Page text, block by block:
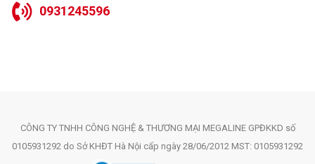
0931245596
CÔNG TY TNHH CÔNG NGHỆ & THƯƠNG MẠI MEGALINE GPĐKKD số
0105931292 do Sở KHĐT Hà Nội cấp ngày 28/06/2012 MST: 0105931292